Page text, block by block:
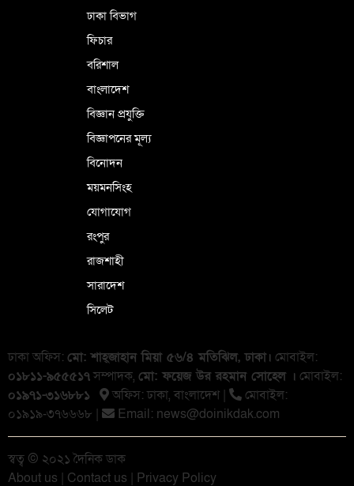
ঢাকা বিভাগ
ফিচার
বরিশাল
বাংলাদেশ
বিজ্ঞান প্রযুক্তি
বিজ্ঞাপনের মূল্য
বিনোদন
ময়মনসিংহ
যোগাযোগ
রংপুর
রাজশাহী
সারাদেশ
সিলেট
ঢাকা অফিস: মো: শাহ্জাহান মিয়া ৫৬/৪ মতিঝিল, ঢাকা। মোবাইল:
০১৮১১-৯৫৫৫১৭সম্পাদক, মো: ফয়েজ উর রহমান সোহেল । মোবাইল:
০১৯৭১-৩১৬৮৮১
অফিস: ঢাকা, বাংলা‌দেশ |
মোবাইল:
০১৯১৯-৩৭৬৬৬৮ |
Email: news@doinikdak.com
স্বত্ব © ২০২১ দৈনিক ডাক
About us | Contact us | Privacy Policy